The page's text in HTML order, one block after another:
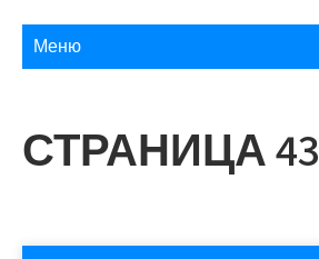
Меню
СТРАНИЦА 43